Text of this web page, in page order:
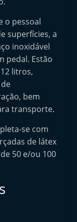
o pessoal
superfícies, a
inoxidável
pedal. Estão
litros,
bem
transporte.
se com
de látex
50 e/ou 100